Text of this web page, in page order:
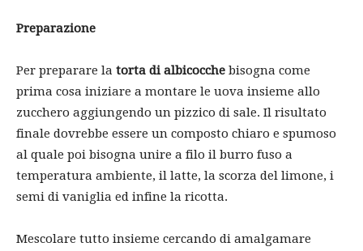
Preparazione
Per preparare la torta di albicocche bisogna come
prima cosa iniziare a montare le uova insieme allo
zucchero aggiungendo un pizzico di sale. Il risultato
finale dovrebbe essere un composto chiaro e spumoso
al quale poi bisogna unire a filo il burro fuso a
temperatura ambiente, il latte, la scorza del limone, i
semi di vaniglia ed infine la ricotta.
Mescolare tutto insieme cercando di amalgamare